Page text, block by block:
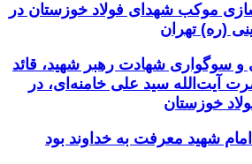
موکب شهدای فولاد خوزستان در
(ره) تهران
و سوگواری شهادت رهبر شهید، قائد
آیت‌الله سید علی خامنه‌ای، در
خوزستان
شهید معرفت به خداوند بود